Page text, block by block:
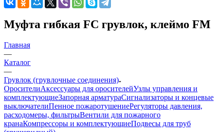
Муфта гибкая FC грувлок, клеймо FM
Главная
—
Каталог
—
Грувлок (грувлочные соединения)
ОросителиАксессуары для оросителейУзлы управления и
комплектующиеЗапорная арматураСигнализаторы и концевые
выключателиПенное пожаротушениеРегуляторы давления,
расходомеры, фильтрыВентили для пожарного
кранаКомпрессоры и комплектующиеПодвесы для труб